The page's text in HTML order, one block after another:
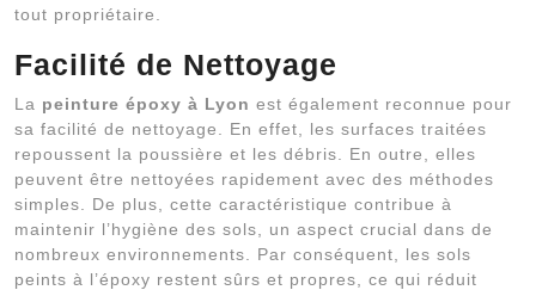
tout propriétaire.
Facilité de Nettoyage
La peinture époxy à Lyon est également reconnue pour
sa facilité de nettoyage. En effet, les surfaces traitées
repoussent la poussière et les débris. En outre, elles
peuvent être nettoyées rapidement avec des méthodes
simples. De plus, cette caractéristique contribue à
maintenir l’hygiène des sols, un aspect crucial dans de
nombreux environnements. Par conséquent, les sols
peints à l’époxy restent sûrs et propres, ce qui réduit